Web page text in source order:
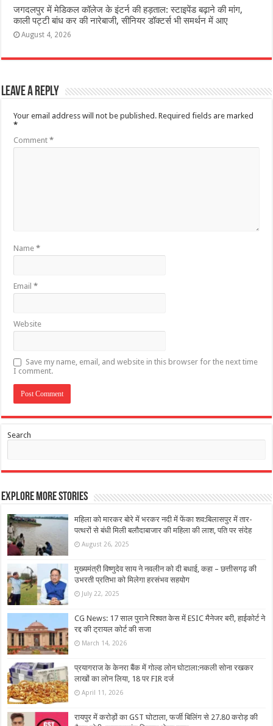
जगदलपुर में मेडिकल कॉलेज के इंटर्न की हड़ताल: स्टाइपेंड बढ़ाने की मांग,
काली पट्टी बांध कर की नारेबाजी, सीनियर डॉक्टर्स भी समर्थन में आए
August 4, 2026
Leave a Reply
Your email address will not be published. Required fields are marked
*
Comment*
Name*
Email*
Website
Save my name, email, and website in this browser for the next time
I comment.
Search
Explore More Stories
महिला को मारकर बोरे में भरकर नदी में फेंका शव:बिलासपुर में तार-
पत्थरों से बंधी मिली बलौदाबाजार की महिला की लाश, पति पर संदेह
August 26, 2025
मुख्यमंत्री विष्णुदेव साय ने नवलीन को दी बधाई, कहा – छत्तीसगढ़ की
उभरती प्रतिभा को मिलेगा हरसंभव सहयोग
July 22, 2025
CG News: 17 साल पुराने रिश्वत केस में ESIC मैनेजर बरी, हाईकोर्ट ने
रद्द की ट्रायल कोर्ट की सजा
March 14, 2026
प्रयागराज के केनरा बैंक में गोल्ड लोन घोटाला:नकली सोना रखकर
लाखों का लोन लिया, 18 पर FIR दर्ज
April 11, 2026
रायपुर में करोड़ों का GST घोटाला, फर्जी बिलिंग से 27.80 करोड़ की